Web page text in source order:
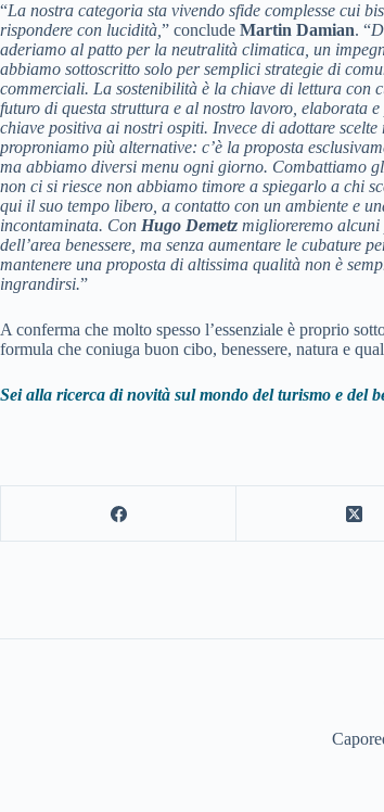
“La nostra categoria sta vivendo sfide complesse cui
rispondere con lucidità, ” conclude Martin Damian. “
aderiamo al patto per la neutralità climatica, un
abbiamo sottoscritto solo per semplici strategie di
commerciali. La sostenibilità è la chiave di lettura con
futuro di questa struttura e al nostro lavoro, elaborata e
chiave positiva ai nostri ospiti. Invece di adottare scelte
proproniamo più alternative: c’è la proposta
ma abbiamo diversi menu ogni giorno. Combattiamo
non ci si riesce non abbiamo timore a spiegarlo a chi
qui il suo tempo libero, a contatto con un ambiente e
incontaminata. Con Hugo Demetz miglioreremo alcuni
dell’area benessere, ma senza aumentare le cubature
mantenere una proposta di altissima qualità non è
ingrandirsi.”
A conferma che molto spesso l’essenziale è proprio
formula che coniuga buon cibo, benessere, natura e
Sei alla ricerca di novità sul mondo del turismo e del